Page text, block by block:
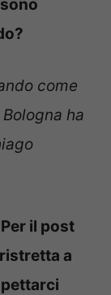
come
ha
il post
a